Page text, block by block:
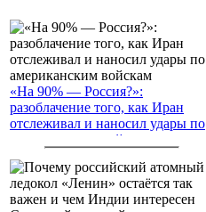
«На 90% — Россия?»:
разоблачение того, как Иран
отслеживал и наносил удары по
американским войскам